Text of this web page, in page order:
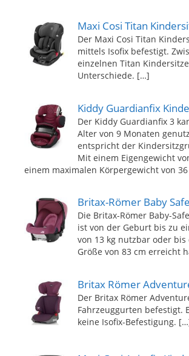
Maxi Cosi Titan
Der Maxi Cosi Titan
mittels Isofix befestigt.
einzelnen Titan
Unterschiede. […]
Kiddy Guardianfix
Der Kiddy Guardianfix 3
Alter von 9 Monaten
entspricht der
Mit einem Eigengewicht
einem maximalen Körpergewicht von
Britax-Römer Baby Safe
Die Britax-Römer Baby-
ist von der Geburt bis zu
von 13 kg nutzbar oder bis
Größe von 83 cm erreicht
Britax Römer
Der Britax Römer
Fahrzeuggurten befestigt.
keine Isofix-Befestigung.